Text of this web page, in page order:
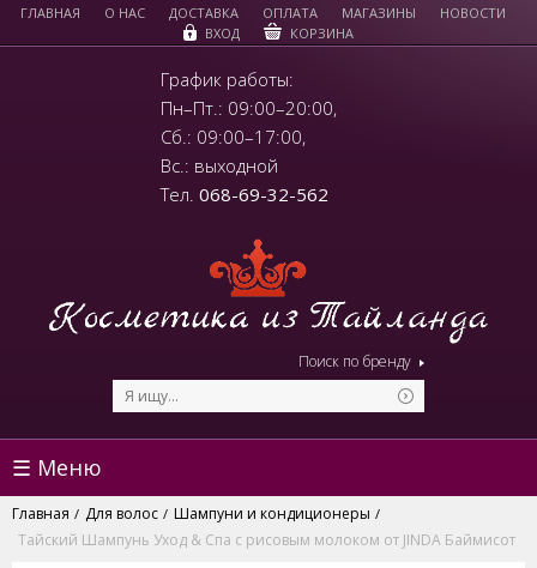
ГЛАВНАЯ О НАС ДОСТАВКА ОПЛАТА МАГАЗИНЫ
НОВОСТИ
ВХОД
КОРЗИНА
График работы:
Пн–Пт.: 09:00–20:00,
Сб.: 09:00–17:00,
Вс.: выходной
Тел. 068-69-32-562
Поиск по бренду
☰ Меню
Главная / Для волос / Шампуни и кондиционеры /
Тайский Шампунь Уход & Спа c рисовым молоком от JINDA Баймисот